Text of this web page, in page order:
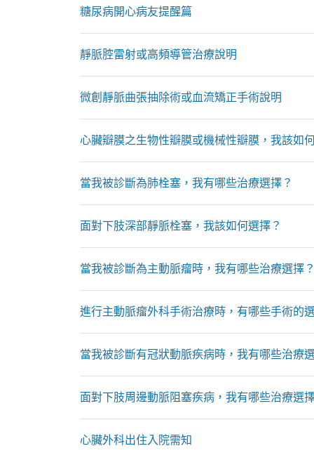
糖尿病開心病友提醒篇
靜脈腔雷射或高頻導管治療說明
微創靜脈曲張抽除術或血流矯正手術說明
心臟瓣膜之生物性瓣膜或機械性瓣膜，我該如
當我被診斷為肺栓塞，我有哪些治療選擇？
面對下肢深部靜脈栓塞，我該如何選擇？
當我被診斷為主動脈瘤時，我有哪些治療選擇？
進行主動脈瘤外科手術治療時，有哪些手術的
當我被診斷有冠狀動脈疾病時，我有哪些治療
面對下肢周邊動脈阻塞疾病，我有哪些治療選
心臟外科出住入院需知